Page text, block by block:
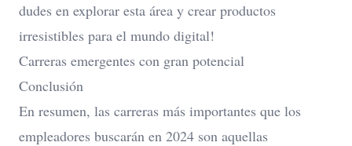
dudes en explorar esta área y crear productos
irresistibles para el mundo digital!
Carreras emergentes con gran potencial
Conclusión
En resumen, las carreras más importantes que los
empleadores buscarán en 2024 son aquellas